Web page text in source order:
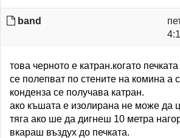
band
това черното е катран.когато
се полепват по стените на комина а
конденза се получава катран.
ако къшата е изолирана не може да
тяга ако ше да дигнеш 10 метра
вкараш въздух до печката.